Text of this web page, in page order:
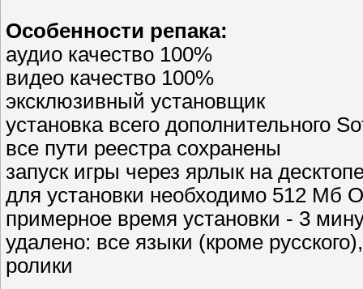
Особенности репака:
аудио качество 100%
видео качество 100%
эксклюзивный установщик
установка всего дополнительного
все пути реестра сохранены
запуск игры через ярлык на
для установки необходимо 512 Мб
примерное время установки - 3
удалено: все языки (кроме
ролики